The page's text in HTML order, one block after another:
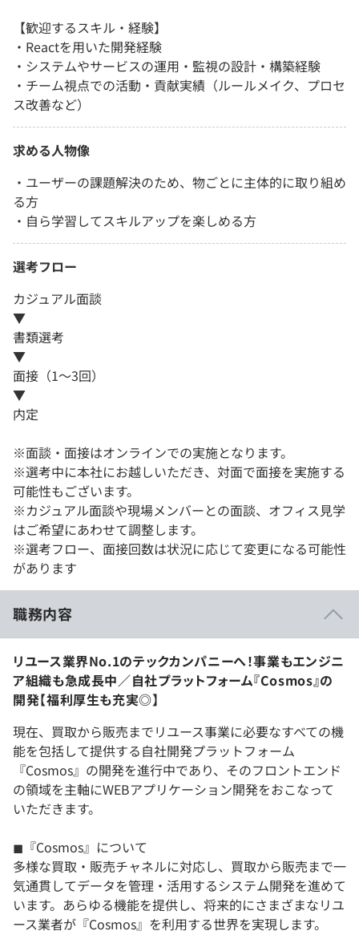
【歓迎するスキル・経験】
・Reactを用いた開発経験
・システムやサービスの運用・監視の設計・構築経験
・チーム視点での活動・貢献実績（ルールメイク、プロセ
ス改善など）
求める人物像
・ユーザーの課題解決のため、物ごとに主体的に取り組め
る方
・自ら学習してスキルアップを楽しめる方
選考フロー
カジュアル面談
▼
書類選考
▼
面接（1～3回）
▼
内定
※面談・面接はオンラインでの実施となります。
※選考中に本社にお越しいただき、対面で面接を実施する
可能性もございます。
※カジュアル面談や現場メンバーとの面談、オフィス見学
はご希望にあわせて調整します。
※選考フロー、面接回数は状況に応じて変更になる可能性
があります
職務内容
リユース業界No.1のテックカンパニーへ！事業もエンジニ
ア組織も急成長中／自社プラットフォーム『Cosmos』の
開発【福利厚生も充実◎】
現在、買取から販売までリユース事業に必要なすべての機
能を包括して提供する自社開発プラットフォーム
『Cosmos』の開発を進行中であり、そのフロントエンド
の領域を主軸にWEBアプリケーション開発をおこなって
いただきます。
◼︎『Cosmos』について
多様な買取・販売チャネルに対応し、買取から販売まで一
気通貫してデータを管理・活用するシステム開発を進めて
います。あらゆる機能を提供し、将来的にさまざまなリユ
ース業者が『Cosmos』を利用する世界を実現します。